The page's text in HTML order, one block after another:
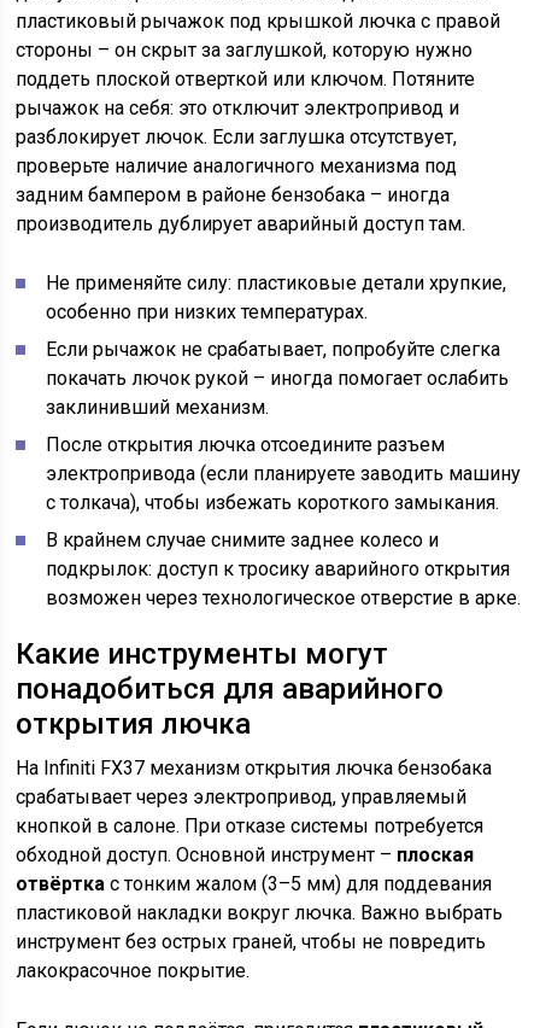
пластиковый рычажок под крышкой лючка с правой
стороны – он скрыт за заглушкой, которую нужно
поддеть плоской отверткой или ключом. Потяните
рычажок на себя: это отключит электропривод и
разблокирует лючок. Если заглушка отсутствует,
проверьте наличие аналогичного механизма под
задним бампером в районе бензобака – иногда
производитель дублирует аварийный доступ там.
Не применяйте силу: пластиковые детали хрупкие,
особенно при низких температурах.
Если рычажок не срабатывает, попробуйте слегка
покачать лючок рукой – иногда помогает ослабить
заклинивший механизм.
После открытия лючка отсоедините разъем
электропривода (если планируете заводить машину
с толкача), чтобы избежать короткого замыкания.
В крайнем случае снимите заднее колесо и
подкрылок: доступ к тросику аварийного открытия
возможен через технологическое отверстие в арке.
Какие инструменты могут
понадобиться для аварийного
открытия лючка
На Infiniti FX37 механизм открытия лючка бензобака
срабатывает через электропривод, управляемый
кнопкой в салоне. При отказе системы потребуется
обходной доступ. Основной инструмент – плоская
отвёртка с тонким жалом (3–5 мм) для поддевания
пластиковой накладки вокруг лючка. Важно выбрать
инструмент без острых граней, чтобы не повредить
лакокрасочное покрытие.